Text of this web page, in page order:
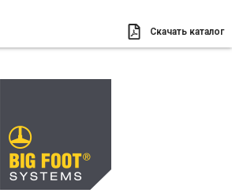
Скачать каталог